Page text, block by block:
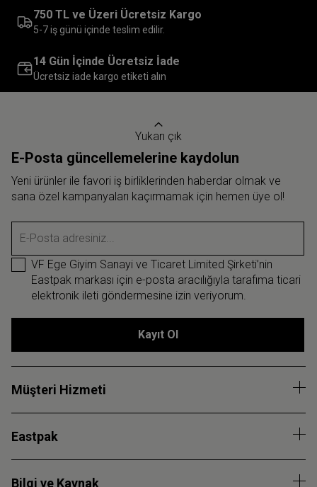
750 TL ve Üzeri Ücretsiz Kargo
5-7 iş günü içinde teslim edilir.
14 Gün İçinde Ücretsiz İade
Ücretsiz iade kargo etiketi alın
Yukarı çık
E-Posta güncellemelerine kaydolun
Yeni ürünler ile favori iş birliklerinden haberdar olmak ve
sana özel kampanyaları kaçırmamak için hemen üye ol!
E-Posta adresiniz...
VF Ege Giyim Sanayi ve Ticaret Limited Şirketi’nin
Eastpak markası için e-posta aracılığıyla tarafıma ticari
elektronik ileti göndermesine izin veriyorum.
Kayıt Ol
Müşteri Hizmeti
Eastpak
Bilgi ve Kaynak